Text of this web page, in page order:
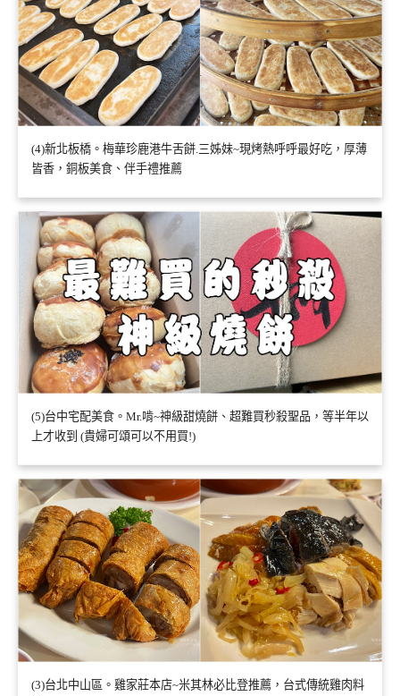
(4)新北板橋。梅華珍鹿港牛舌餅.三姊妹~現烤熱呼呼最好吃，厚薄
皆香，銅板美食、伴手禮推薦
(5)台中宅配美食。Mr.啃~神級甜燒餅、超難買秒殺聖品，等半年以
上才收到 (貴婦可頌可以不用買!)
(3)台北中山區。雞家莊本店~米其林必比登推薦，台式傳統雞肉料